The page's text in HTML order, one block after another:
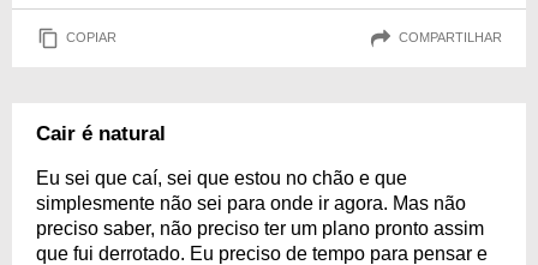
COPIAR COMPARTILHAR
Cair é natural
Eu sei que caí, sei que estou no chão e que
simplesmente não sei para onde ir agora. Mas não
preciso saber, não preciso ter um plano pronto assim
que fui derrotado. Eu preciso de tempo para pensar e